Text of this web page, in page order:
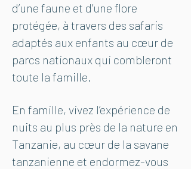
d’une faune et d’une flore
protégée, à travers des safaris
adaptés aux enfants au cœur de
parcs nationaux qui combleront
toute la famille.
En famille, vivez l’expérience de
nuits au plus près de la nature en
Tanzanie, au cœur de la savane
tanzanienne et endormez-vous